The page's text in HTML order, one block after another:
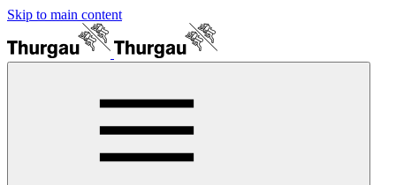
Skip to main content